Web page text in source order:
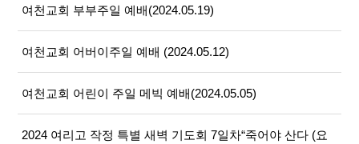
여천교회 부부주일 예배(2024.05.19)
여천교회 어버이주일 예배 (2024.05.12)
여천교회 어린이 주일 메빅 예배(2024.05.05)
2024 여리고 작정 특별 새벽 기도회 7일차“죽어야 산다 (요